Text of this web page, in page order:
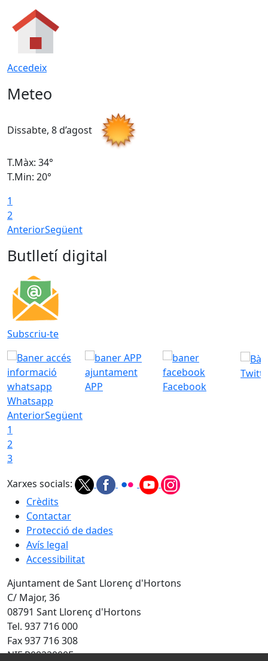
Accedeix
Meteo
Dissabte, 8 d’agost
T.Màx: 34°
T.Min: 20°
1
2
AnteriorSegüent
Butlletí digital
Subscriu-te
Whatsapp
APP Facebook
AnteriorSegüent
1
2
3
Xarxes socials:
Crèdits
Contactar
Protecció de dades
Avís legal
Accessibilitat
Ajuntament de Sant Llorenç d'Hortons
C/ Major, 36
08791 Sant Llorenç d'Hortons
Tel. 937 716 000
Fax 937 716 308
NIF P0822000F